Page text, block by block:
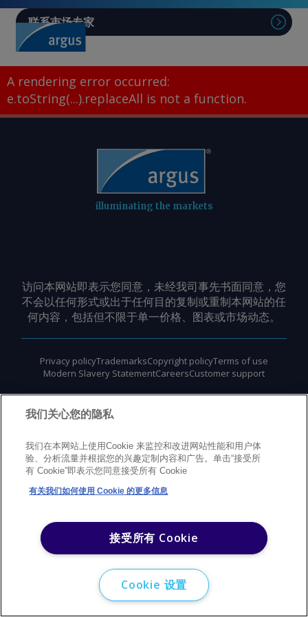
联系市场专家
A rendering error occurred:
e.toString(...).replaceAll is not a function.
illuminating the markets
访问本网站即表示您同意，未经我司事先书面同意，您
不会以任何形式或出于任何目的复制或重制本网站的任
何内容，包括但不限于单一价格、图表或市场动态。
©2026Argus Media Group Copyright
Privacy policyTrademarksCopyright policyTerms of use
Modern Slavery StatementCareersCustomer support
我们关心您的隐私
我们在本网站上使用Cookie 来监控和改进网站性能和用户体
验、分析流量并根据您的兴趣定制内容和广告。单击“接受所
有 Cookie”即表示您同意接受所有 Cookie
有关我们如何使用 Cookie 的更多信息
接受所有 Cookie
Cookie 设置